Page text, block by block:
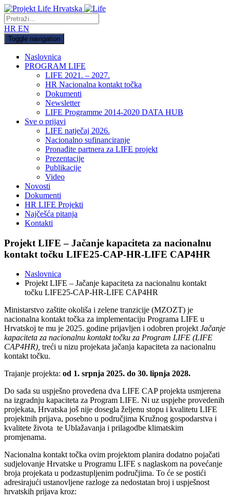
HR EN
Toggle navigation
Naslovnica
PROGRAM LIFE
LIFE 2021. – 2027.
HR Nacionalna kontakt točka
Dokumenti
Newsletter
LIFE Programme 2014-2020 DATA HUB
Sve o prijavi
LIFE natječaj 2026.
Nacionalno sufinanciranje
Pronađite partnera za LIFE projekt
Prezentacije
Publikacije
Video
Novosti
Dokumenti
HR LIFE Projekti
Najčešća pitanja
Kontakti
Projekt LIFE – Jačanje kapaciteta za nacionalnu
kontakt točku LIFE25-CAP-HR-LIFE CAP4HR
Naslovnica
Projekt LIFE – Jačanje kapaciteta za nacionalnu kontakt
točku LIFE25-CAP-HR-LIFE CAP4HR
Ministarstvo zaštite okoliša i zelene tranzicije (MZOZT) je
nacionalna kontakt točka za implementaciju Programa LIFE u
Hrvatskoj te mu je 2025. godine prijavljen i odobren projekt Jačanje
kapaciteta za nacionalnu kontakt točku za Program LIFE (LIFE
CAP4HR), treći u nizu projekata jačanja kapaciteta za nacionalnu
kontakt točku.
Trajanje projekta: od 1. srpnja 2025. do 30. lipnja 2028.
Do sada su uspješno provedena dva LIFE CAP projekta usmjerena
na izgradnju kapaciteta za Program LIFE. Ni uz uspjehe provedenih
projekata, Hrvatska još nije dosegla željenu stopu i kvalitetu LIFE
projektnih prijava, posebno u područjima Kružnog gospodarstva i
kvalitete života te Ublažavanja i prilagodbe klimatskim
promjenama.
Nacionalna kontakt točka ovim projektom planira dodatno pojačati
sudjelovanje Hrvatske u Programu LIFE s naglaskom na povećanje
broja projekata u podzastupljenim područjima. To će se postići
adresirajući ustanovljene razloge za nedostatan broj i uspješnost
hrvatskih prijava kroz: